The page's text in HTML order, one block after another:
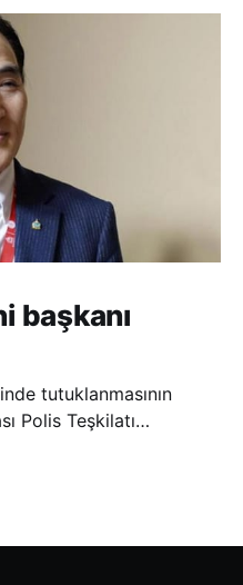
başkanı
tutuklanmasının
Polis Teşkilatı